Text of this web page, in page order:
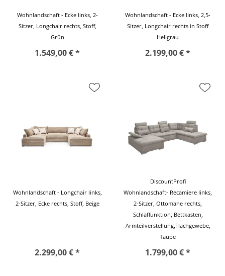
Wohnlandschaft - Ecke links, 2-
Sitzer, Longchair rechts, Stoff,
Grün
1.549,00 € *
Wohnlandschaft - Ecke links, 2,5-
Sitzer, Longchair rechts in Stoff
Hellgrau
2.199,00 € *
Wohnlandschaft - Longchair links,
2-Sitzer, Ecke rechts, Stoff, Beige
2.299,00 € *
DiscountProfi
Wohnlandschaft- Recamiere links,
2-Sitzer, Ottomane rechts,
Schlaffunktion, Bettkasten,
Armteilverstellung,Flachgewebe,
Taupe
1.799,00 € *